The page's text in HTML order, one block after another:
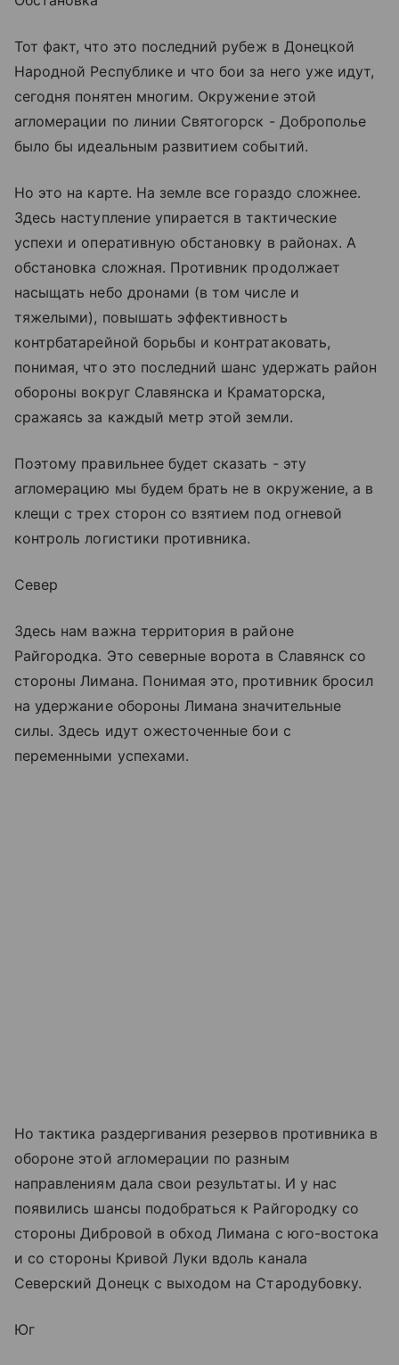
Тот факт, что это последний рубеж в Донецкой
Народной Республике и что бои за него уже идут,
сегодня понятен многим. Окружение этой
агломерации по линии Святогорск - Доброполье
было бы идеальным развитием событий.
Но это на карте. На земле все гораздо сложнее.
Здесь наступление упирается в тактические
успехи и оперативную обстановку в районах. А
обстановка сложная. Противник продолжает
насыщать небо дронами (в том числе и
тяжелыми), повышать эффективность
контрбатарейной борьбы и контратаковать,
понимая, что это последний шанс удержать район
обороны вокруг Славянска и Краматорска,
сражаясь за каждый метр этой земли.
Поэтому правильнее будет сказать - эту
агломерацию мы будем брать не в окружение, а в
клещи с трех сторон со взятием под огневой
контроль логистики противника.
Север
Здесь нам важна территория в районе
Райгородка. Это северные ворота в Славянск со
стороны Лимана. Понимая это, противник бросил
на удержание обороны Лимана значительные
силы. Здесь идут ожесточенные бои с
переменными успехами.
Но тактика раздергивания резервов противника в
обороне этой агломерации по разным
направлениям дала свои результаты. И у нас
появились шансы подобраться к Райгородку со
стороны Дибровой в обход Лимана с юго-востока
и со стороны Кривой Луки вдоль канала
Северский Донецк с выходом на Стародубовку.
Юг